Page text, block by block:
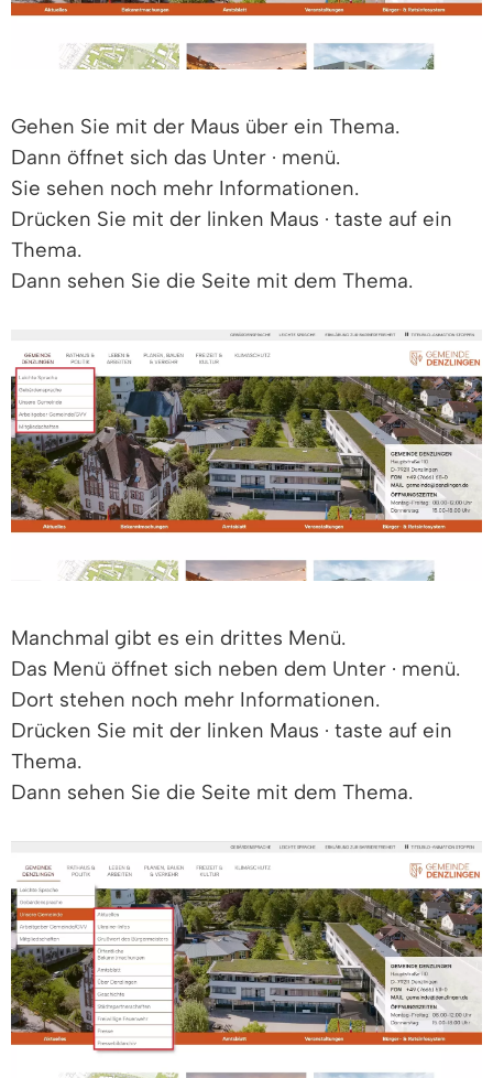
Gehen Sie mit der Maus über ein Thema.
Dann öffnet sich das Unter · menü.
Sie sehen noch mehr Informationen.
Drücken Sie mit der linken Maus · taste auf ein
Thema.
Dann sehen Sie die Seite mit dem Thema.
Manchmal gibt es ein drittes Menü.
Das Menü öffnet sich neben dem Unter · menü.
Dort stehen noch mehr Informationen.
Drücken Sie mit der linken Maus · taste auf ein
Thema.
Dann sehen Sie die Seite mit dem Thema.